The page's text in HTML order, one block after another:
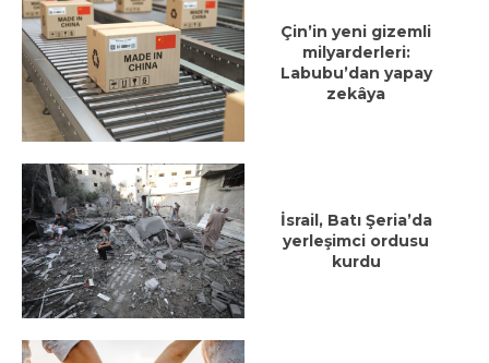
Çin’in yeni gizemli
milyarderleri:
Labubu’dan yapay
zekâya
İsrail, Batı Şeria’da
yerleşimci ordusu
kurdu